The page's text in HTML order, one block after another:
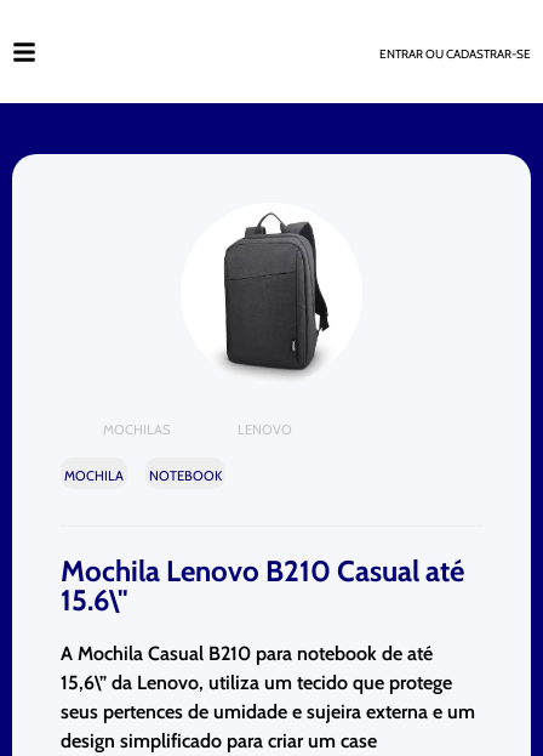
ENTRAR OU CADASTRAR-SE
MOCHILAS LENOVO
MOCHILA NOTEBOOK
Mochila Lenovo B210 Casual até
15.6\"
A Mochila Casual B210 para notebook de até
15,6\” da Lenovo, utiliza um tecido que protege
seus pertences de umidade e sujeira externa e um
design simplificado para criar um case